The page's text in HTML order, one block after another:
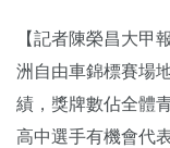
【記者陳榮昌大甲
洲自由車錦標賽場
績，獎牌數佔全體
高中選手有機會代